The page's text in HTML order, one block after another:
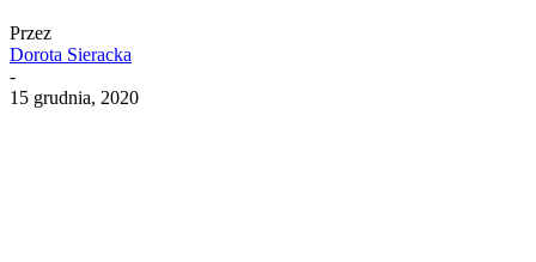
Przez
Dorota Sieracka
-
15 grudnia, 2020